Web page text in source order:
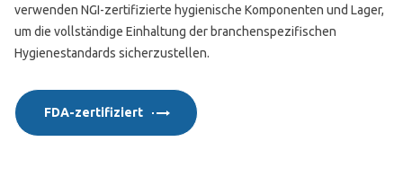
verwenden NGI-zertifizierte hygienische Komponenten und Lager,
um die vollständige Einhaltung der branchenspezifischen
Hygienestandards sicherzustellen.
FDA-zertifiziert